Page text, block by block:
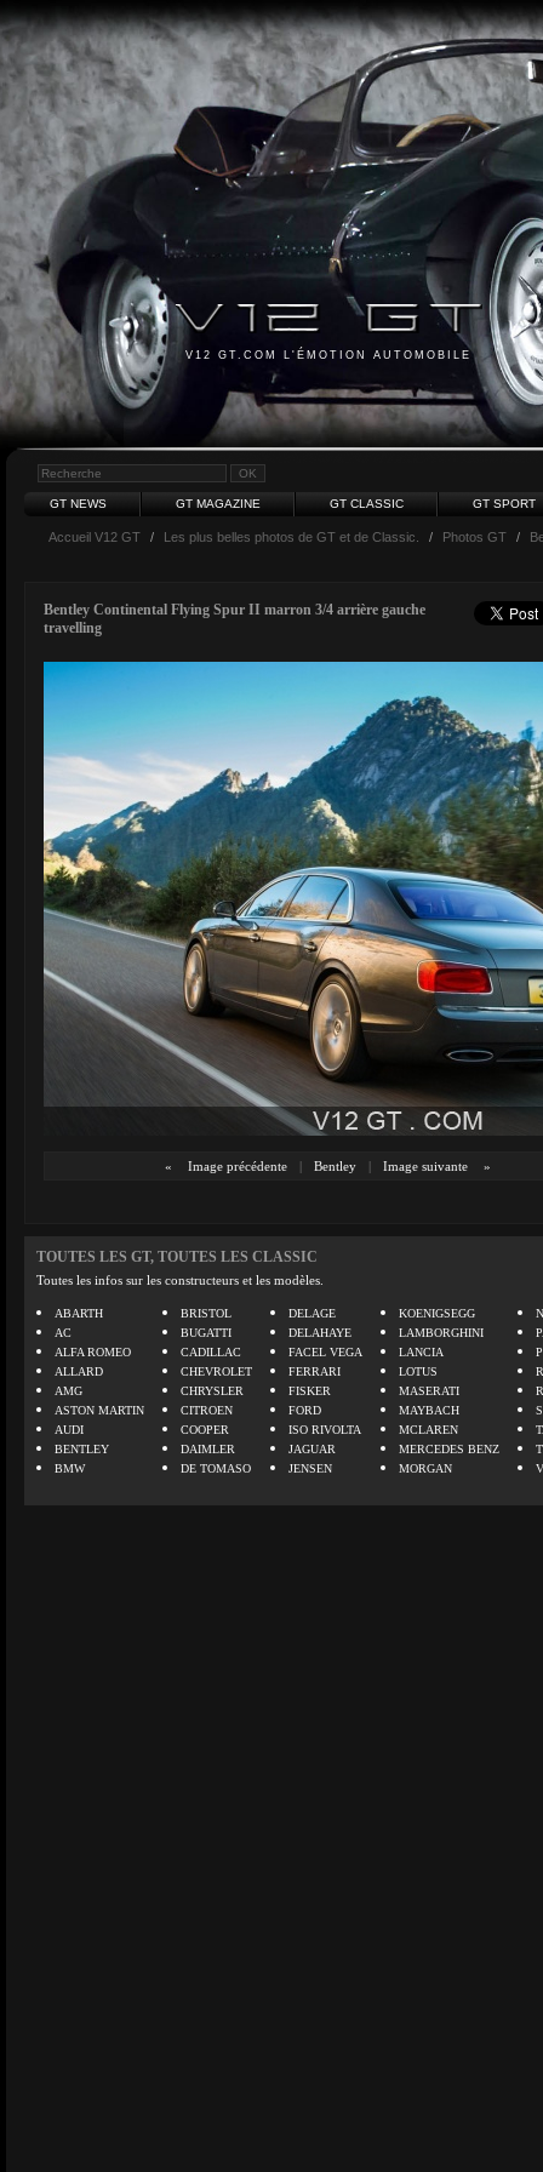
V12 GT.COM L'ÉMOTION AUTOMOBILE
GT NEWS GT MAGAZINE GT CLASSIC GT SPORT
Accueil V12 GT / Les plus belles photos de GT et de Classic. / Photos GT /
Bentley Continental Flying Spur II marron 3/4 arrière gauche
travelling
« Image précédente | Bentley | Image suivante »
TOUTES LES GT, TOUTES LES CLASSIC
Toutes les infos sur les constructeurs et les modèles.
ABARTH
AC
ALFA ROMEO
ALLARD
AMG
ASTON MARTIN
AUDI
BENTLEY
BMW
BRISTOL
BUGATTI
CADILLAC
CHEVROLET
CHRYSLER
CITROEN
COOPER
DAIMLER
DE TOMASO
DELAGE
DELAHAYE
FACEL VEGA
FERRARI
FISKER
FORD
ISO RIVOLTA
JAGUAR
JENSEN
KOENIGSEGG
LAMBORGHINI
LANCIA
LOTUS
MASERATI
MAYBACH
MCLAREN
MERCEDES BENZ
MORGAN